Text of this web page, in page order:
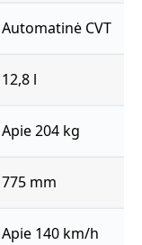
Automatinė CVT
12,8 l
Apie 204 kg
775 mm
Apie 140 km/h